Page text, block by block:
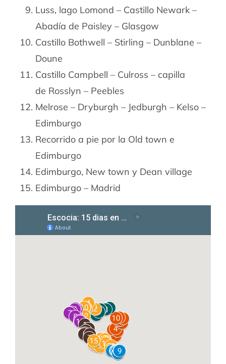
Luss, lago Lomond – Castillo Newark –
Abadía de Paisley – Glasgow
Castillo Bothwell – Stirling – Dunblane –
Doune
Castillo Campbell – Culross – capilla
de Rosslyn – Peebles
Melrose – Dryburgh – Jedburgh – Kelso –
Edimburgo
Recorrido a pie por la Old town e
Edimburgo
Edimburgo, New town y Dean village
Edimburgo – Madrid